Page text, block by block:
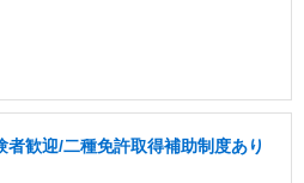
歓迎/二種免許取得補助制度あり